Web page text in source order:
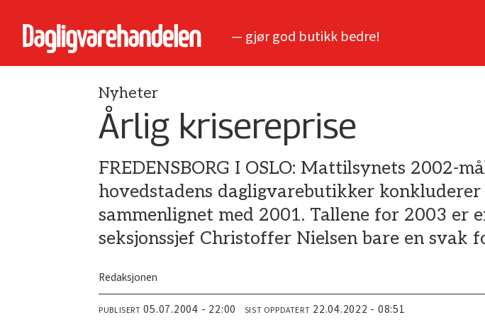
— gjør god butikk bedre!
Nyheter
Årlig krisereprise
FREDENSBORG I OSLO: Mattilsynets 2002-
hovedstadens dagligvarebutikker
sammenlignet med 2001. Tallene for 2003 er
seksjonssjef Christoffer Nielsen bare en svak
Redaksjonen
PUBLISERT 05.07.2004 - 22:00 SIST OPPDATERT 22.04.2022 - 08:51